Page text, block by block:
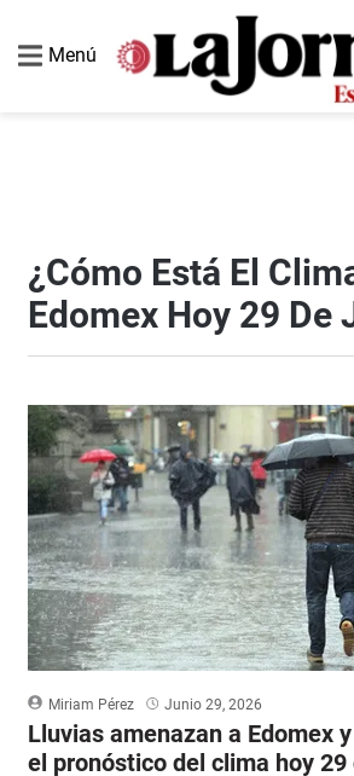
Menú
¿Cómo Está El
Edomex Hoy 29 De
Miriam Pérez Junio 29, 2026
Lluvias amenazan a Edomex
el pronóstico del clima hoy 29